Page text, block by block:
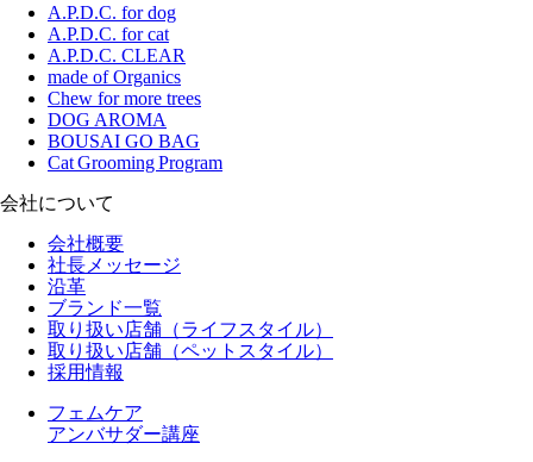
A.P.D.C. for dog
A.P.D.C. for cat
A.P.D.C. CLEAR
made of Organics
Chew for more trees
DOG AROMA
BOUSAI GO BAG
Cat Grooming Program
会社について
会社概要
社長メッセージ
沿革
ブランド一覧
取り扱い店舗（ライフスタイル）
取り扱い店舗（ペットスタイル）
採用情報
フェムケア
アンバサダー講座